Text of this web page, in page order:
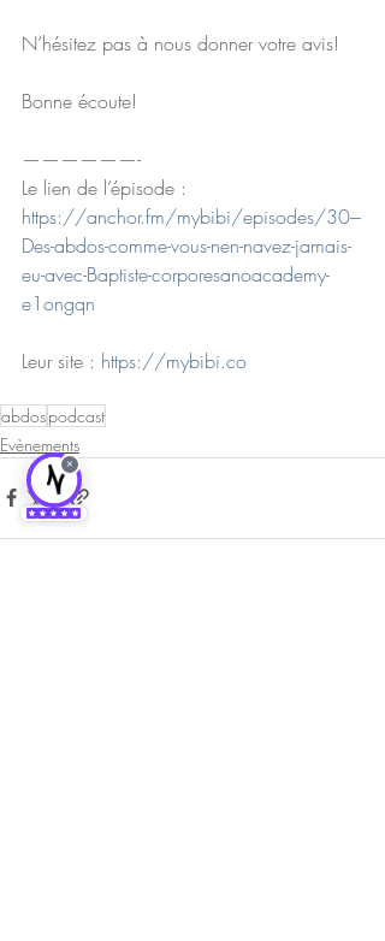
N’hésitez pas à nous donner votre avis!
Bonne écoute!
——————-
Le lien de l’épisode :
https://anchor.fm/mybibi/episodes/30---
Des-abdos-comme-vous-nen-navez-jamais-
eu-avec-Baptiste-corporesanoacademy-
e1ongqn
Leur site : https://mybibi.co
abdospodcast
Evènements
×